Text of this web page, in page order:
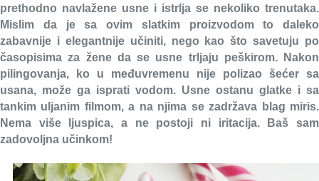
prethodno navlažene usne i istrlja se nekoliko trenutaka.
Mislim da je sa ovim slatkim proizvodom to daleko
zabavnije i elegantnije učiniti, nego kao što savetuju po
časopisima za žene da se usne trljaju peškirom. Nakon
pilingovanja, ko u međuvremenu nije polizao šećer sa
usana, može ga isprati vodom. Usne ostanu glatke i sa
tankim uljanim filmom, a na njima se zadržava blag miris.
Nema više ljuspica, a ne postoji ni iritacija. Baš sam
zadovoljna učinkom!